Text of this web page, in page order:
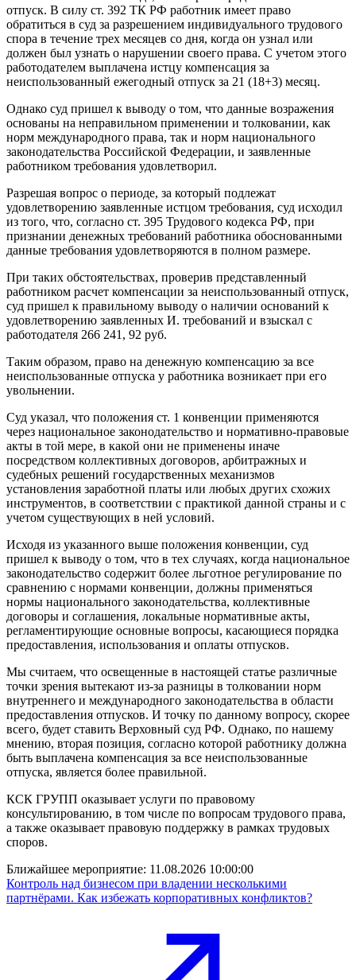
отпуск. В силу ст. 392 ТК РФ работник имеет право
обратиться в суд за разрешением индивидуального трудового
спора в течение трех месяцев со дня, когда он узнал или
должен был узнать о нарушении своего права. С учетом этого
работодателем выплачена истцу компенсация за
неиспользованный ежегодный отпуск за 21 (18+3) месяц.
Однако суд пришел к выводу о том, что данные возражения
основаны на неправильном применении и толковании, как
норм международного права, так и норм национального
законодательства Российской Федерации, и заявленные
работником требования удовлетворил.
Разрешая вопрос о периоде, за который подлежат
удовлетворению заявленные истцом требования, суд исходил
из того, что, согласно ст. 395 Трудового кодекса РФ, при
признании денежных требований работника обоснованными
данные требования удовлетворяются в полном размере.
При таких обстоятельствах, проверив представленный
работником расчет компенсации за неиспользованный отпуск,
суд пришел к правильному выводу о наличии оснований к
удовлетворению заявленных И. требований и взыскал с
работодателя 266 241, 92 руб.
Таким образом, право на денежную компенсацию за все
неиспользованные отпуска у работника возникает при его
увольнении.
Суд указал, что положения ст. 1 конвенции применяются
через национальное законодательство и нормативно-правовые
акты в той мере, в какой они не применены иначе
посредством коллективных договоров, арбитражных и
судебных решений государственных механизмов
установления заработной платы или любых других схожих
инструментов, в соответствии с практикой данной страны и с
учетом существующих в ней условий.
Исходя из указанного выше положения конвенции, суд
пришел к выводу о том, что в тех случаях, когда национальное
законодательство содержит более льготное регулирование по
сравнению с нормами конвенции, должны применяться
нормы национального законодательства, коллективные
договоры и соглашения, локальные нормативные акты,
регламентирующие основные вопросы, касающиеся порядка
предоставления, использования и оплаты отпусков.
Мы считаем, что освещенные в настоящей статье различные
точки зрения вытекают из-за разницы в толковании норм
внутреннего и международного законодательства в области
предоставления отпусков. И точку по данному вопросу, скорее
всего, будет ставить Верховный суд РФ. Однако, по нашему
мнению, вторая позиция, согласно которой работнику должна
быть выплачена компенсация за все неиспользованные
отпуска, является более правильной.
КСК ГРУПП оказывает услуги по правовому
консультированию, в том числе по вопросам трудового права,
а также оказывает правовую поддержку в рамках трудовых
споров.
Ближайшее мероприятие: 11.08.2026 10:00:00
Контроль над бизнесом при владении несколькими
партнёрами. Как избежать корпоративных конфликтов?